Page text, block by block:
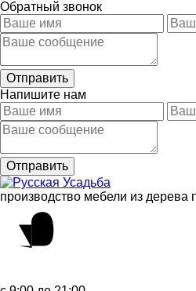
Обратный звонок
Напишите нам
производство мебели из дерева